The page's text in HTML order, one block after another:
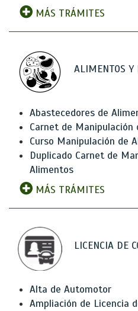
MÁS TRÁMITES
ALIMENTOS Y
Abastecedores de
Carnet de Manipulación
Curso Manipulación de
Duplicado Carnet de
Alimentos
MÁS TRÁMITES
LICENCIA DE
Alta de Automotor
Ampliación de Licencia